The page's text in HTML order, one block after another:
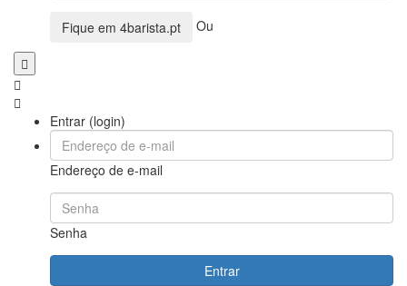
Fique em 4barista.pt Ou
Entrar (login)
Endereço de e-mail
Senha
Entrar